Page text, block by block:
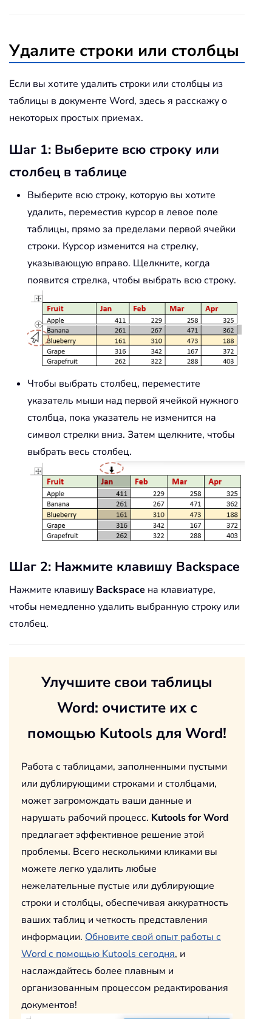
Удалите строки или столбцы
Если вы хотите удалить строки или столбцы из
таблицы в документе Word, здесь я расскажу о
некоторых простых приемах.
Шаг 1: Выберите всю строку или
столбец в таблице
Выберите всю строку, которую вы хотите
удалить, переместив курсор в левое поле
таблицы, прямо за пределами первой ячейки
строки. Курсор изменится на стрелку,
указывающую вправо. Щелкните, когда
появится стрелка, чтобы выбрать всю строку.
Чтобы выбрать столбец, переместите
указатель мыши над первой ячейкой нужного
столбца, пока указатель не изменится на
символ стрелки вниз. Затем щелкните, чтобы
выбрать весь столбец.
Шаг 2: Нажмите клавишу Backspace
Нажмите клавишу Backspace на клавиатуре,
чтобы немедленно удалить выбранную строку или
столбец.
Улучшите свои таблицы
Word: очистите их с
помощью Kutools для Word!
Работа с таблицами, заполненными пустыми
или дублирующими строками и столбцами,
может загромождать ваши данные и
нарушать рабочий процесс. Kutools for Word
предлагает эффективное решение этой
проблемы. Всего несколькими кликами вы
можете легко удалить любые
нежелательные пустые или дублирующие
строки и столбцы, обеспечивая аккуратность
ваших таблиц и четкость представления
информации. Обновите свой опыт работы с
Word с помощью Kutools сегодня, и
наслаждайтесь более плавным и
организованным процессом редактирования
документов!